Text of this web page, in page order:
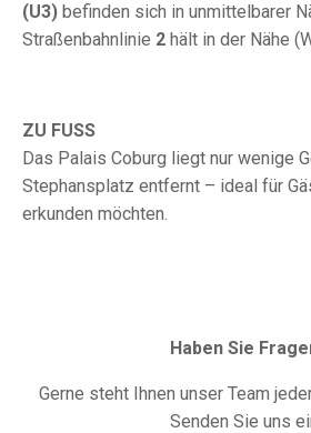
(U3) befinden sich in unmittelbarer
Straßenbahnlinie 2 hält in der Nähe
ZU FUSS
Das Palais Coburg liegt nur wenige
Stephansplatz entfernt – ideal für
erkunden möchten.
Haben Sie
Gerne steht Ihnen unser Team
Senden Sie uns